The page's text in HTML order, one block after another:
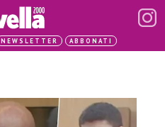
NEWSLETTER ABBONATI